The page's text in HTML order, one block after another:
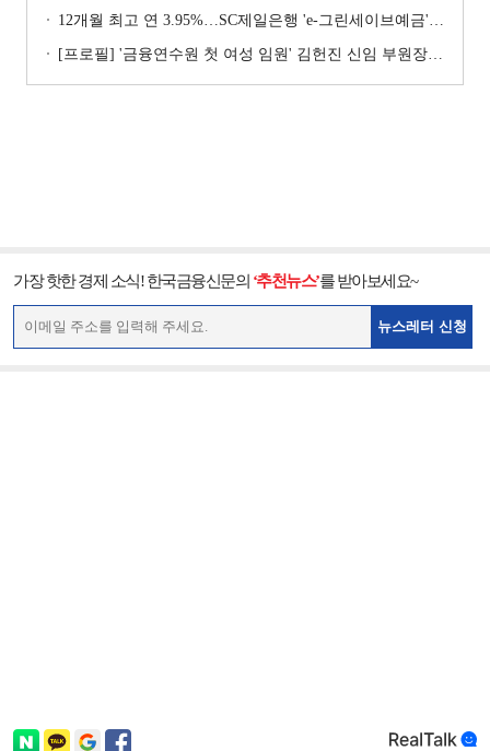
12개월 최고 연 3.95%…SC제일은행 'e-그린세이브예금' [이주의 은행 예금금리-8월 1주]
[프로필] '금융연수원 첫 여성 임원' 김헌진 신임 부원장···교육·디지털·기획 '올라운더'
가장 핫한 경제 소식! 한국금융신문의 ‘추천뉴스’를 받아보세요~
뉴스레터 신청